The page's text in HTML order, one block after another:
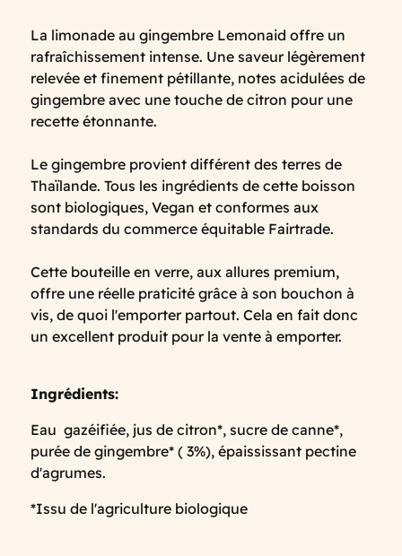
La limonade au gingembre Lemonaid offre un
rafraîchissement intense. Une saveur légèrement
relevée et finement pétillante, notes acidulées de
gingembre avec une touche de citron pour une
recette étonnante.
Le gingembre provient différent des terres de
Thaïlande. Tous les ingrédients de cette boisson
sont biologiques, Vegan et conformes aux
standards du commerce équitable Fairtrade.
Cette bouteille en verre, aux allures premium,
offre une réelle praticité grâce à son bouchon à
vis, de quoi l'emporter partout. Cela en fait donc
un excellent produit pour la vente à emporter.
Ingrédients:
Eau gazéifiée, jus de citron*, sucre de canne*,
purée de gingembre* ( 3%), épaississant pectine
d'agrumes.
*Issu de l'agriculture biologique